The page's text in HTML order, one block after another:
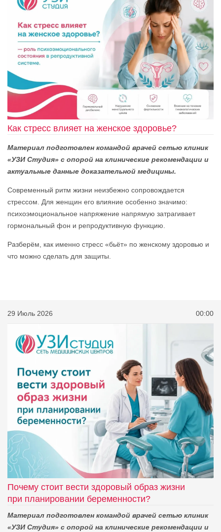
Как стресс влияет на женское здоровье?
Материал подготовлен командой врачей сетью клиник
«УЗИ Студия» с опорой на клинические рекомендации и
актуальные данные доказательной медицины.
Современный ритм жизни неизбежно сопровождается
стрессом. Для женщин его влияние особенно значимо:
психоэмоциональное напряжение напрямую затрагивает
гормональный фон и репродуктивную функцию.
Разберём, как именно стресс «бьёт» по женскому здоровью и
что можно сделать для защиты.
29 Июль 2026 00:00
Почему стоит вести здоровый образ жизни
при планировании беременности?
Материал подготовлен командой врачей сетью клиник
«УЗИ Студия» с опорой на клинические рекомендации и